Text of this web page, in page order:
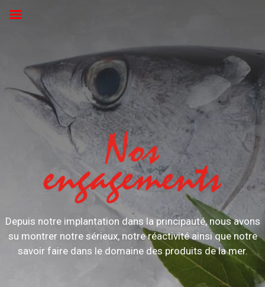
Depuis notre implantation dans la principauté, nous avons
su montrer notre sérieux, notre réactivité ainsi que notre
savoir faire dans le domaine des produits de la mer.